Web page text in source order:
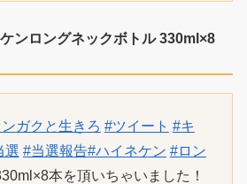
ンロングネックボトル 330ml×8
ガクと生きろ #ツイート #キ
選 #当選報告#ハイネケン #ロン
本を頂いちゃいました！